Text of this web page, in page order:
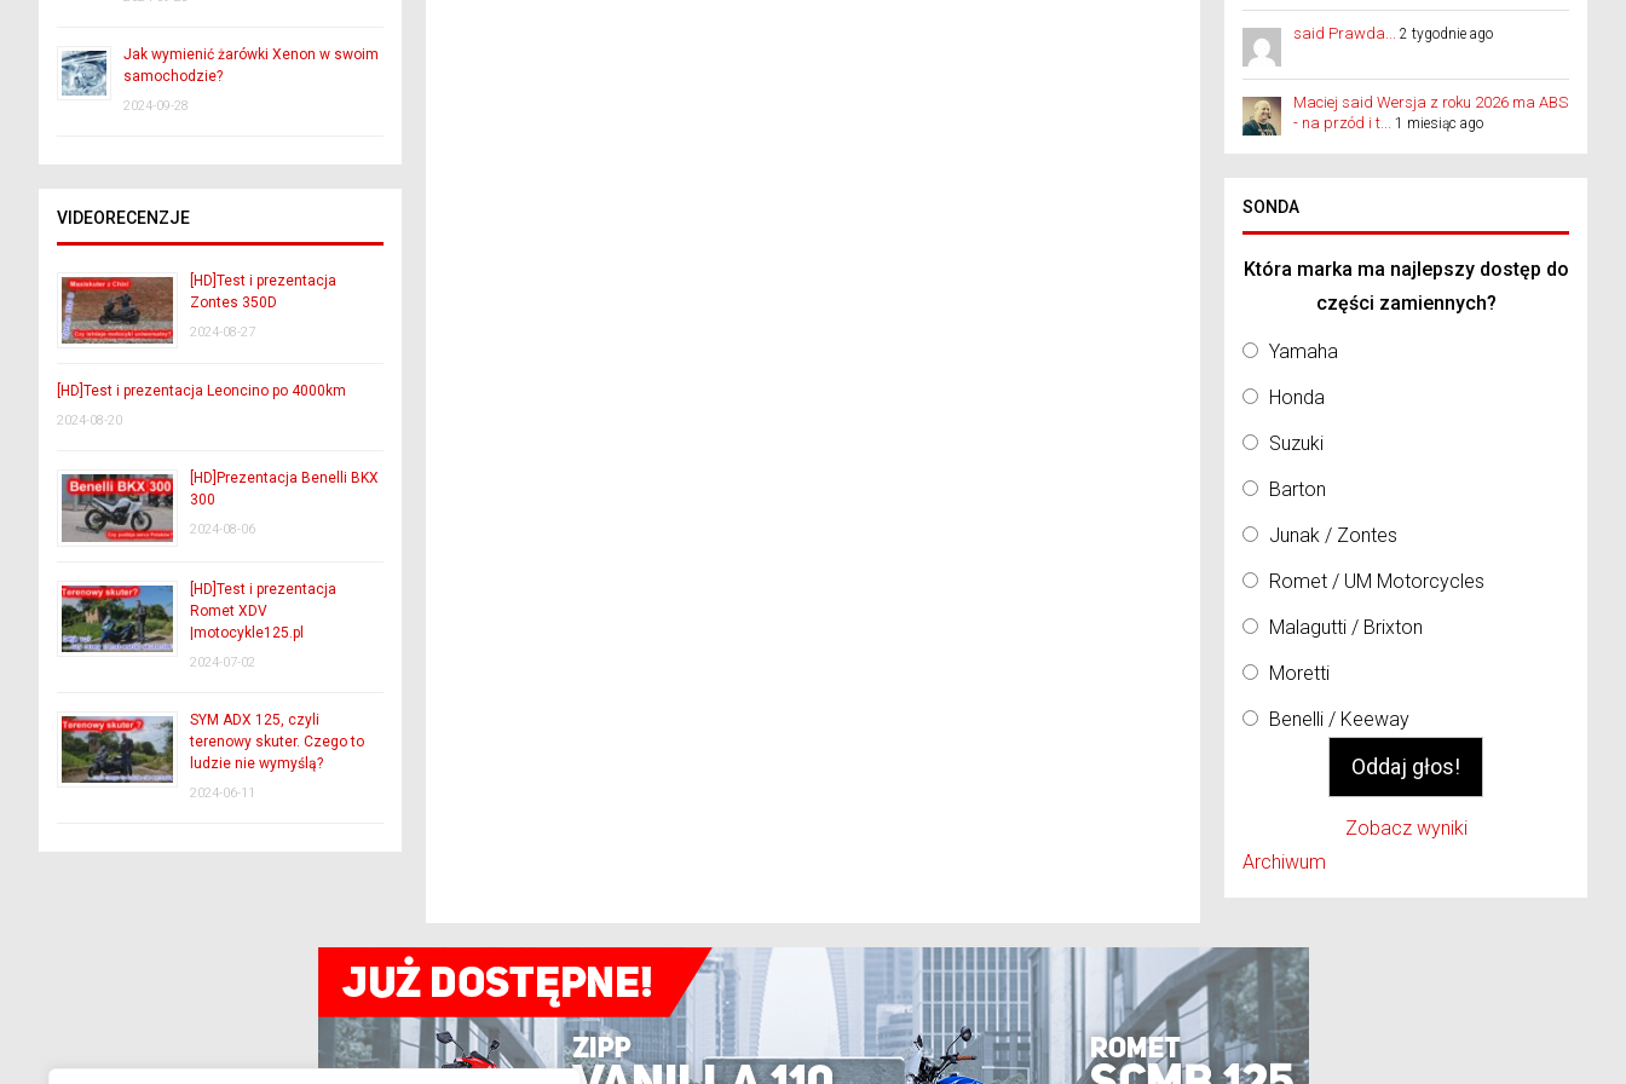
Jak wymienić żarówki Xenon w swoim
samochodzie?
2024-09-28
VIDEORECENZJE
[HD]Test i prezentacja
Zontes 350D
2024-08-27
[HD]Test i prezentacja Leoncino po 4000km
2024-08-20
[HD]Prezentacja Benelli BKX
300
2024-08-06
[HD]Test i prezentacja
Romet XDV
|motocykle125.pl
2024-07-02
SYM ADX 125, czyli
terenowy skuter. Czego to
ludzie nie wymyślą?
2024-06-11
said Prawda... 2 tygodnie ago
Maciej said Wersja z roku 2026 ma ABS
- na przód i t... 1 miesiąc ago
SONDA
Która marka ma najlepszy dostęp do
części zamiennych?
Yamaha
Honda
Suzuki
Barton
Junak / Zontes
Romet / UM Motorcycles
Malagutti / Brixton
Moretti
Benelli / Keeway
Zobacz wyniki
Archiwum